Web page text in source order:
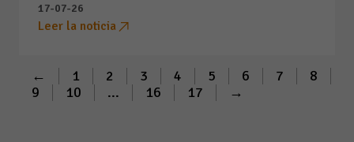
17-07-26
Leer la noticia
← 1 2 3 4 5 6 7
8
9
10 ... 16 17 →